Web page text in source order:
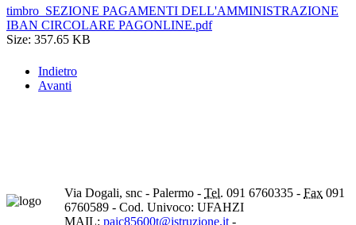
timbro_SEZIONE PAGAMENTI DELL'AMMINISTRAZIONE
IBAN CIRCOLARE PAGONLINE.pdf
Size: 357.65 KB
Indietro
Avanti
Via Dogali, snc - Palermo - Tel. 091 6760335 - Fax 091
6760589 - Cod. Univoco: UFAHZI
MAIL: paic85600t@istruzione.it-